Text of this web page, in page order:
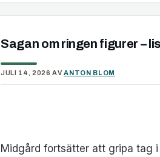
Sagan om ringen figurer –
JULI 14, 2026 AVANTON BLOM
Midgård fortsätter att gripa tag